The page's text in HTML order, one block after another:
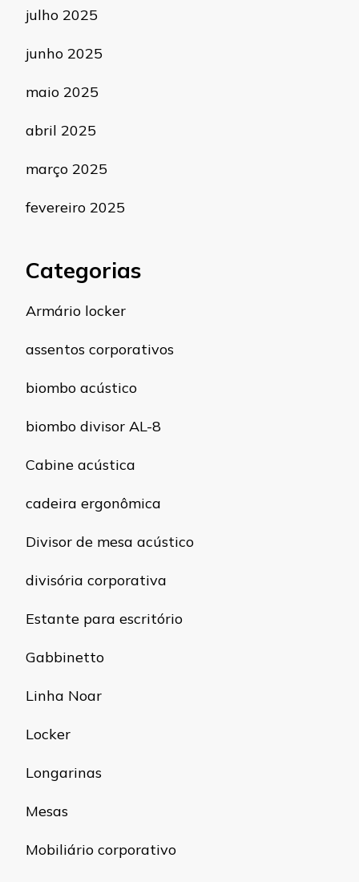
julho 2025
junho 2025
maio 2025
abril 2025
março 2025
fevereiro 2025
Categorias
Armário locker
assentos corporativos
biombo acústico
biombo divisor AL-8
Cabine acústica
cadeira ergonômica
Divisor de mesa acústico
divisória corporativa
Estante para escritório
Gabbinetto
Linha Noar
Locker
Longarinas
Mesas
Mobiliário corporativo